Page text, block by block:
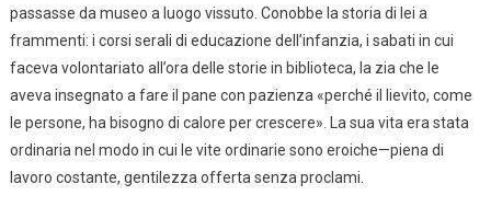
passasse da museo a luogo vissuto. Conobbe la storia di lei a
frammenti: i corsi serali di educazione dell’infanzia, i sabati in cui
faceva volontariato all’ora delle storie in biblioteca, la zia che le
aveva insegnato a fare il pane con pazienza «perché il lievito, come
le persone, ha bisogno di calore per crescere». La sua vita era stata
ordinaria nel modo in cui le vite ordinarie sono eroiche—piena di
lavoro costante, gentilezza offerta senza proclami.